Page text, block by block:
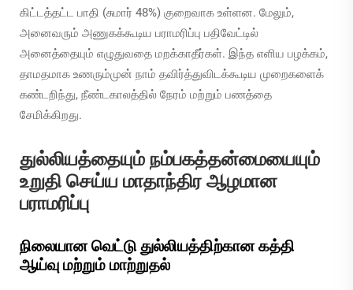
கிட்டத்தட்ட பாதி (சுமார் 48%) குறைவாக உள்ளன. மேலும்,
அனைவரும் அணுகக்கூடிய பராமரிப்பு பதிவேட்டில்
அனைத்தையும் எழுதுவதை மறக்காதீர்கள். இந்த எளிய பழக்கம்,
தாமதமாக உணரும்முன் நாம் தவிர்த்துவிடக்கூடிய முறைகளைக்
கண்டறிந்து, நீண்டகாலத்தில் நேரம் மற்றும் பணத்தை
சேமிக்கிறது.
துல்லியத்தையும் நம்பகத்தன்மையையும்
உறுதி செய்ய மாதாந்திர ஆழமான
பராமரிப்பு
நிலையான வெட்டு துல்லியத்திற்கான கத்தி
ஆய்வு மற்றும் மாற்றுதல்